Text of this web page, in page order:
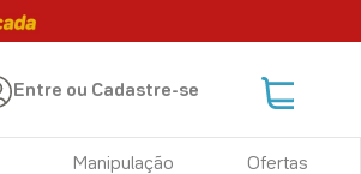
Entre ou Cadastre-se
Manipulação Ofertas